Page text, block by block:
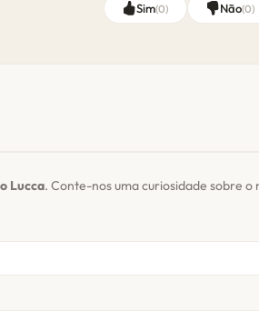
Sim(0) Não(0)
Lucca. Conte-nos uma curiosidade sobre o